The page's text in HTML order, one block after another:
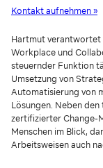
Kontakt aufnehmen »
Hartmut verantwortet
Workplace und
steuernder Funktion
Umsetzung von
Automatisierung von
Lösungen. Neben
zertifizierter Change-
Menschen im Blick,
Arbeitsweisen auch